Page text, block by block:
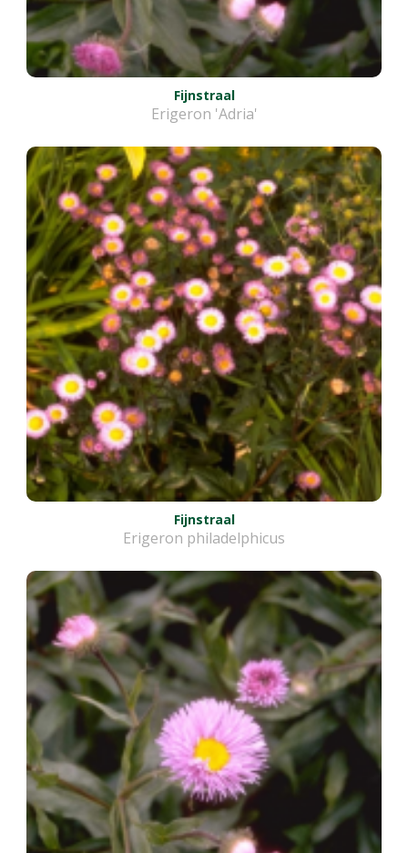
Fijnstraal
Erigeron 'Adria'
Fijnstraal
Erigeron philadelphicus